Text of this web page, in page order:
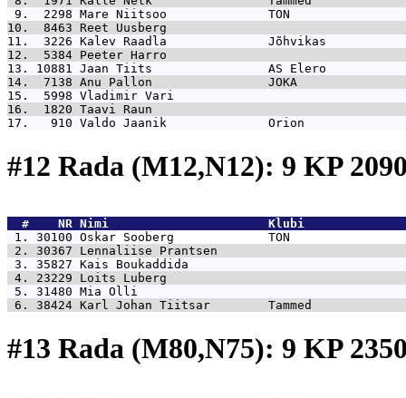
9.  2298 Mare Niitsoo              TON
10.  8463 Reet Uusberg
11.  3226 Kalev Raadla              Jõhvikas
12.  5384 Peeter Harro
13. 10881 Jaan Tiits                AS Elero
14.  7138 Anu Pallon                JOKA
15.  5998 Vladimir Vari
16.  1820 Taavi Raun
17.   910 Valdo Jaanik              Orion
#12 Rada (M12,N12): 9 KP
  #    NR
Nimi                      Klubi
1. 30100 Oskar Sooberg             TON
2. 30367 Lennaliise Prantsen
3. 35827 Kais Boukaddida
4. 23229 Loits Luberg
5. 31480 Mia Olli
6. 38424 Karl Johan Tiitsar        Tammed
#13 Rada (M80,N75): 9 KP